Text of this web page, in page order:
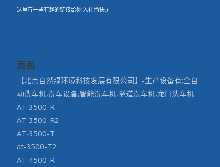
这里有一些有趣的链接给你!入住愉快:)
页面
【北京自然绿环境科技发展有限公司】-生产设备有;全自
动洗车机,洗车设备,智能洗车机,隧道洗车机,龙门洗车机
AT-3500-R
AT-3500-R2
AT-3500-T
at-3500-T2
AT-4500-R